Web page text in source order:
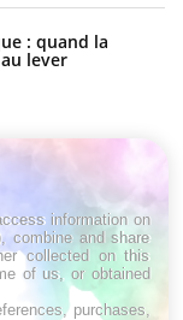
: quand la
lever
des
graves
latérale
information on
combine and share
collected on this
of us, or obtained
purchases,